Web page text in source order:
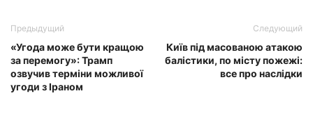
Предыдущий
«Угода може бути кращою
за перемогу»: Трамп
озвучив терміни можливої
угоди з Іраном
Следующий
Київ під масованою атакою
балістики, по місту пожежі:
все про наслідки